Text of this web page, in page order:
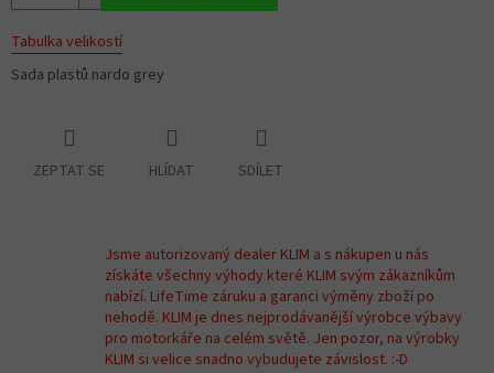
Tabulka velikostí
Sada plastů nardo grey
ZEPTAT SE HLÍDAT SDÍLET
Jsme autorizovaný dealer KLIM a s nákupen u nás
získáte všechny výhody které KLIM svým zákazníkům
nabízí. LifeTime záruku a garanci výměny zboží po
nehodě. KLIM je dnes nejprodávanější výrobce výbavy
pro motorkáře na celém světě. Jen pozor, na výrobky
KLIM si velice snadno vybudujete závislost. :-D